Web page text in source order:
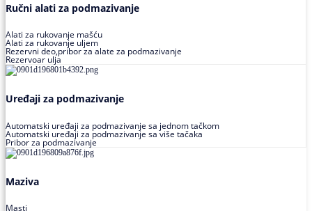
Ručni alati za podmazivanje
Alati za rukovanje mašću
Alati za rukovanje uljem
Rezervni deo,pribor za alate za podmazivanje
Rezervoar ulja
Uređaji za podmazivanje
Automatski uređaji za podmazivanje sa jednom tačkom
Automatski uređaji za podmazivanje sa više tačaka
Pribor za podmazivanje
Maziva
Masti